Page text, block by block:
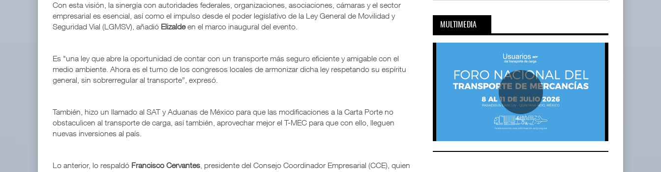
Con esta visión, la sinergía con autoridades federales, organizaciones, asociaciones, cámaras y el sector
empresarial es esencial, así como el impulso desde el poder legislativo de la Ley General de Movilidad y
Seguridad Vial (LGMSV), añadió Elizaldeen el marco inaugural del evento.
Es "una ley que abre la oportunidad de contar con un transporte más seguro eficiente y amigable con el
medio ambiente. Ahora es el turno de los congresos locales de armonizar dicha ley respetando su espíritu
general, sin sobrerregular al transporte”, expresó.
También, hizo un llamado al SAT y Aduanas de México para que las modificaciones a la Carta Porte no
obstaculicen al transporte de carga, así también, aprovechar mejor el T-MEC para que con ello, lleguen
nuevas inversiones al país.
Lo anterior, lo respaldó Francisco Cervantes , presidente del Consejo Coordinador Empresarial (CCE), quien
MULTIMEDIA